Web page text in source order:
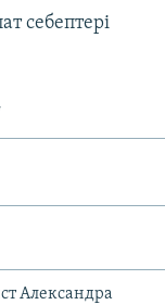
себептері
Александра